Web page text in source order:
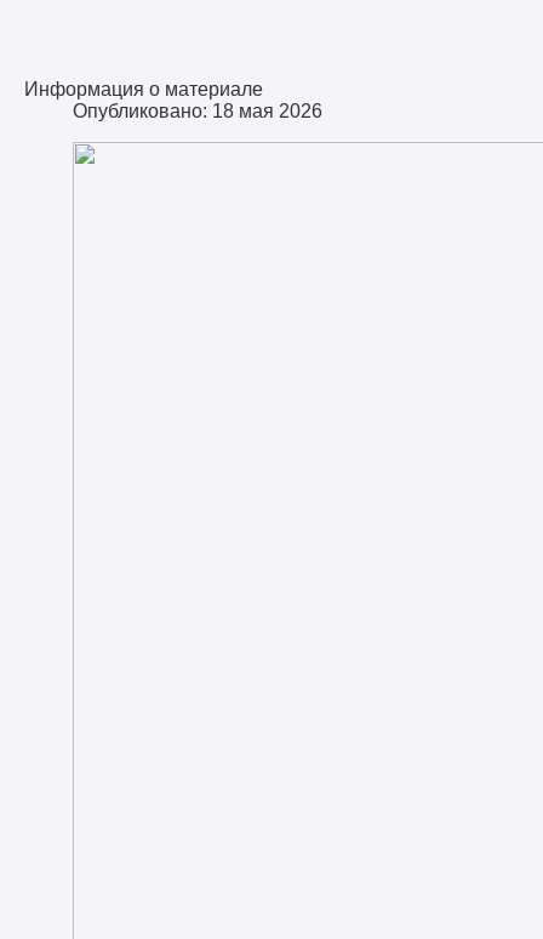
Информация о материале
Опубликовано: 18 мая 2026